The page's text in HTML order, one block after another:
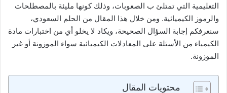
التعليمية التي تمتلئ ب الصعوبات، وذلك كونها مليئة بالمصطلحات
والرموز الكيميائية. ومن خلال هذا المقال من الحلم السعودي،
سنعرفكم إجابة السؤال الصحيحة، ويكاد لا يخلو أي من اختبارات مادة
الكيمياء من الأسئلة على المعادلات الكيميائية سواء الموزونة أو غير
الموزونة.
محتويات المقال